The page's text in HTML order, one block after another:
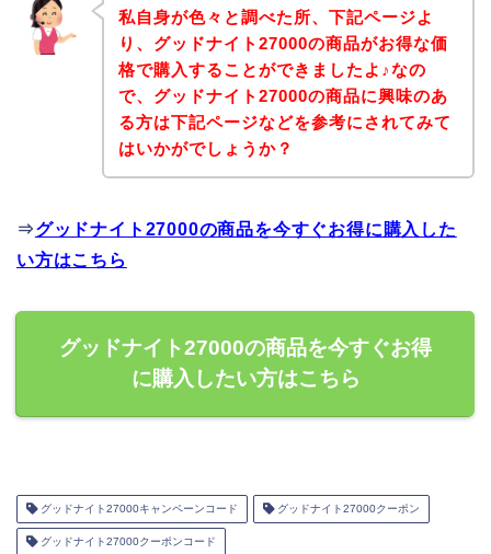
私自身が色々と調べた所、下記ページよ
り、グッドナイト27000の商品がお得な価
格で購入することができましたよ♪なの
で、グッドナイト27000の商品に興味のあ
る方は下記ページなどを参考にされてみて
はいかがでしょうか？
⇒グッドナイト27000の商品を今すぐお得に購入した
い方はこちら
グッドナイト27000の商品を今すぐお得
に購入したい方はこちら
グッドナイト27000キャンペーンコード グッドナイト27000クーポン
グッドナイト27000クーポンコード